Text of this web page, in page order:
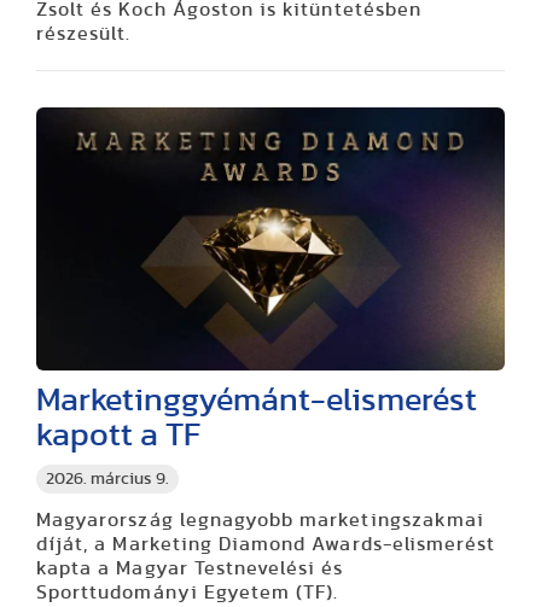
Zsolt és Koch Ágoston is kitüntetésben
részesült.
2026. március 9.
Marketinggyémánt-elismerést
kapott a TF
Magyarország legnagyobb marketingszakmai
díját, a Marketing Diamond Awards-elismerést
kapta a Magyar Testnevelési és
Sporttudományi Egyetem (TF).